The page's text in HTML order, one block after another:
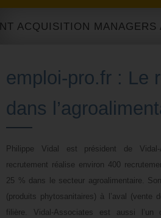
MANAGERS
emploi-pro.fr : Le
dans
Philippe Vidal est président de
recrutement réalise environ 400
25 % dans le secteur agroalimentaire.
(produits phytosanitaires) à l’aval (vente
filière. Vidal-Associates est aussi